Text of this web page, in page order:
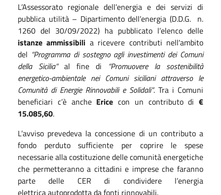
L’Assessorato regionale dell’energia e dei servizi di
pubblica utilità – Dipartimento dell’energia (D.D.G. n.
1260 del 30/09/2022) ha pubblicato l’elenco delle
istanze ammissibili a ricevere contributi nell'ambito
del “Programma di sostegno agli investimenti dei Comuni
della Sicilia” al fine di “Promuovere la sostenibilità
energetico-ambientale nei Comuni siciliani attraverso le
Comunità di Energie Rinnovabili e Solidali”. Tra i Comuni
beneficiari c’è anche Erice con un contributo di €
15.085,60.
L’avviso prevedeva la concessione di un contributo a
fondo perduto sufficiente per coprire le spese
necessarie alla costituzione delle comunità energetiche
che permetteranno a cittadini e imprese che faranno
parte delle CER di condividere l’energia
elettrica autoprodotta da fonti rinnovabili.